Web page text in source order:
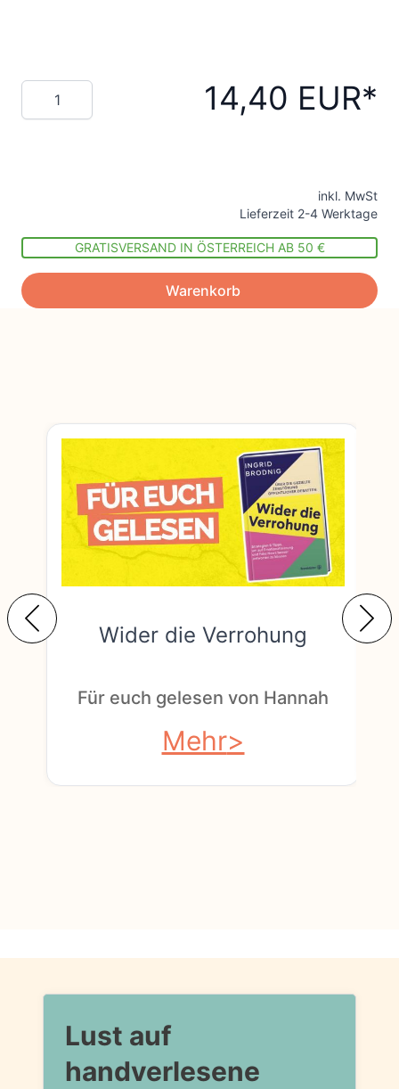
Menge 14,40 EUR
inkl. MwSt
Lieferzeit 2-4 Werktage
GRATISVERSAND IN ÖSTERREICH AB 50 €
Warenkorb
Wider die Verrohung
Für euch gelesen von Hannah
Mehr
Lust auf
handverlesene